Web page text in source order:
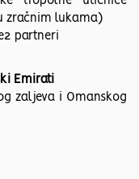
zračnim lukama)
partneri
Emirati
zaljeva i Omanskog